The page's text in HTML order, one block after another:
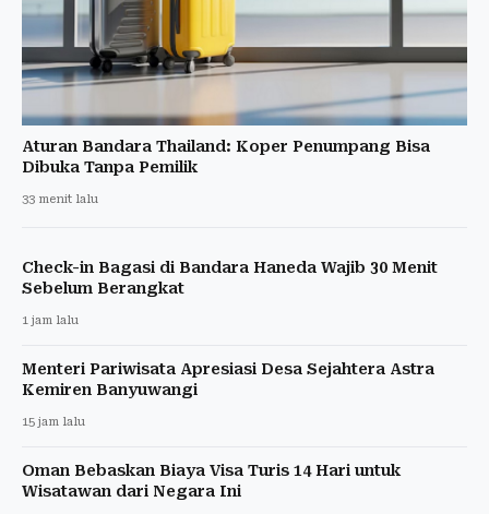
Aturan Bandara Thailand: Koper Penumpang Bisa
Dibuka Tanpa Pemilik
33 menit lalu
Check-in Bagasi di Bandara Haneda Wajib 30 Menit
Sebelum Berangkat
1 jam lalu
Menteri Pariwisata Apresiasi Desa Sejahtera Astra
Kemiren Banyuwangi
15 jam lalu
Oman Bebaskan Biaya Visa Turis 14 Hari untuk
Wisatawan dari Negara Ini